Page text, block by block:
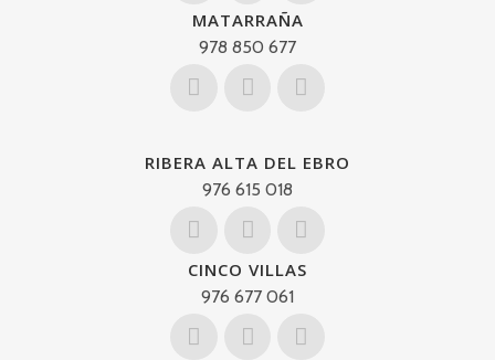
MATARRAÑA
978 850 677
RIBERA ALTA DEL EBRO
976 615 018
CINCO VILLAS
976 677 061